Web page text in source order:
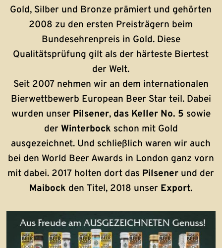
Gold, Silber und Bronze prämiert und gehörten
2008 zu den ersten Preisträgern beim
Bundesehrenpreis in Gold. Diese
Qualitätsprüfung gilt als der härteste Biertest
der Welt.
Seit 2007 nehmen wir an dem internationalen
Bierwettbewerb European Beer Star teil. Dabei
wurden unser Pilsener,das Keller No. 5 sowie
der Winterbock schon mit Gold
ausgezeichnet. Und schließlich waren wir auch
bei den World Beer Awards in London ganz vorn
mit dabei. 2017 holten dort das Pilsener und der
Maibock den Titel, 2018 unser Export.